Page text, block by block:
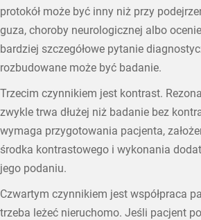
protokół może być inny niż przy
guza, choroby neurologicznej albo
bardziej szczegółowe pytanie
rozbudowane może być badanie.
Trzecim czynnikiem jest kontrast.
zwykle trwa dłużej niż badanie bez
wymaga przygotowania pacjenta,
środka kontrastowego i wykonania
jego podaniu.
Czwartym czynnikiem jest współpraca
trzeba leżeć nieruchomo. Jeśli pacjent